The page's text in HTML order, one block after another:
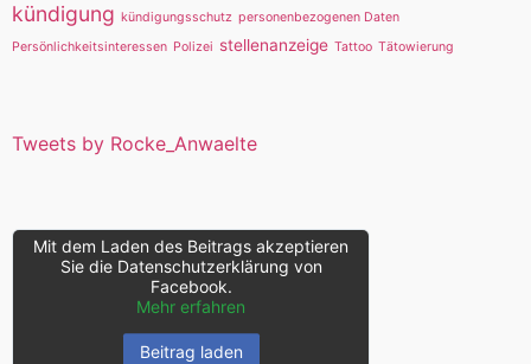
kündigung kündigungsschutz personenbezogenen Daten
Persönlichkeitsinteressen Polizei stellenanzeige Tattoo Tätowierung
Tweets by Rocke_Anwaelte
Mit dem Laden des Beitrags akzeptieren
Sie die Datenschutzerklärung von
Facebook.
Mehr erfahren
Beitrag laden